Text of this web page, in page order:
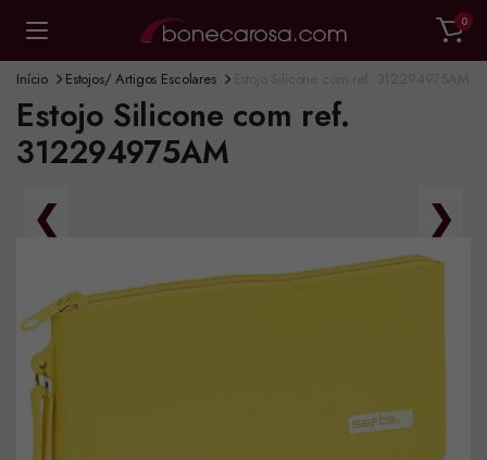
0
Início Estojos/ Artigos Escolares
Estojo Silicone com ref.
312294975AM
❮ ❯